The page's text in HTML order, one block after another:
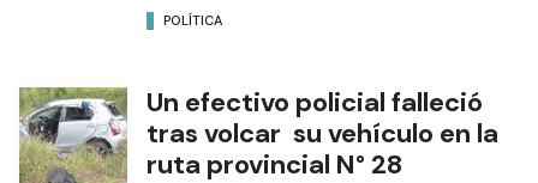
POLÍTICA
Un efectivo policial falleció
tras volcar su vehículo en la
ruta provincial N° 28